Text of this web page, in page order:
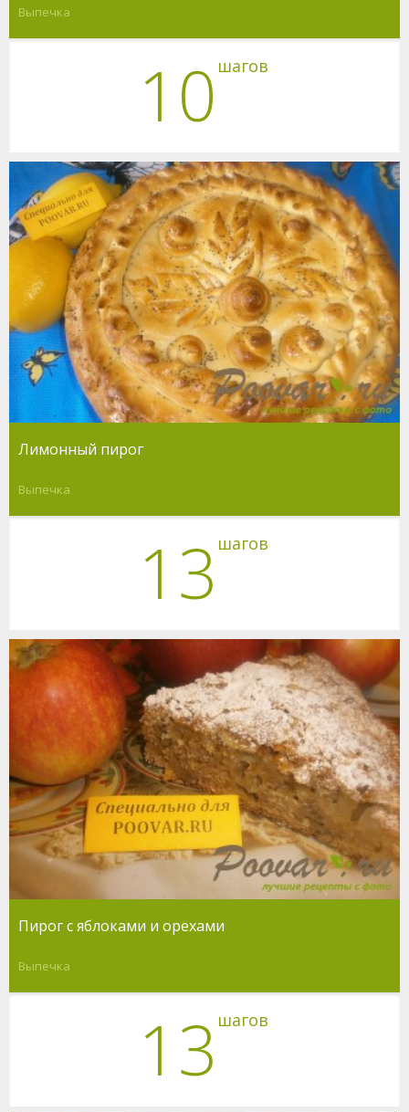
Выпечка
10 шагов
Лимонный пирог
Выпечка
13 шагов
Пирог с яблоками и орехами
Выпечка
13 шагов